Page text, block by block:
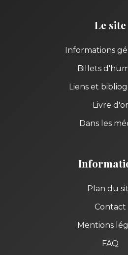
Le site
Informations
Billets
Liens et
Livre d'or
Dans les
Plan du
Contact
Mentions
FAQ